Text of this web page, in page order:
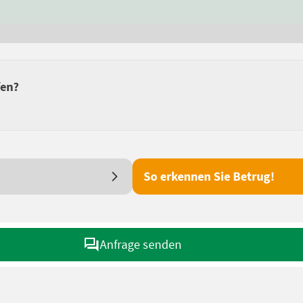
So erkennen Sie Betrug!
Anfrage senden